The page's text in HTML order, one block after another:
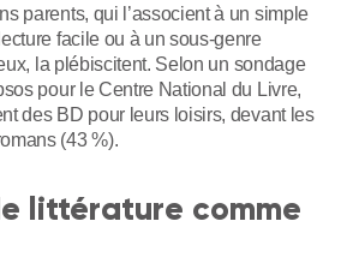
parents, qui l’associent à un simple
facile ou à un sous-genre
la plébiscitent. Selon un sondage
pour le Centre National du Livre,
des BD pour leurs loisirs, devant les
(43 %).
littérature comme